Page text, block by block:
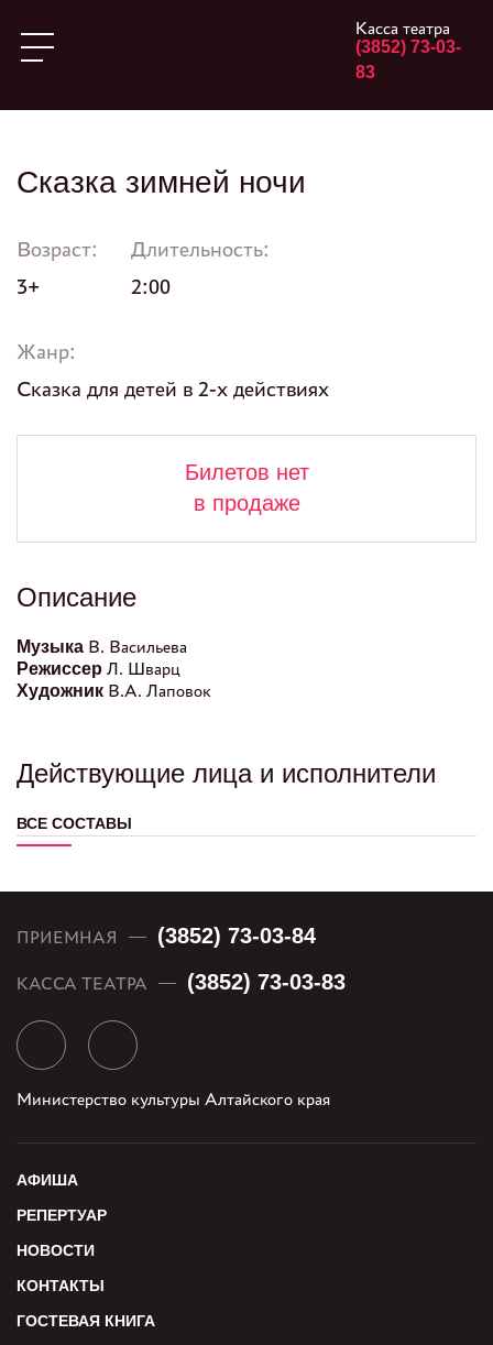
Касса театра
(3852) 73-03-
83
Сказка зимней ночи
Возраст:
3+
Длительность:
2:00
Жанр:
Сказка для детей в 2-х действиях
Билетов нет
в продаже
Описание
Музыка В. Васильева
Режиссер Л. Шварц
Художник В.А. Лаповок
Действующие лица и исполнители
ВСЕ СОСТАВЫ
ПРИЕМНАЯ (3852) 73-03-84
КАССА ТЕАТРА (3852) 73-03-83
Министерство культуры Алтайского края
АФИША
РЕПЕРТУАР
НОВОСТИ
КОНТАКТЫ
ГОСТЕВАЯ КНИГА